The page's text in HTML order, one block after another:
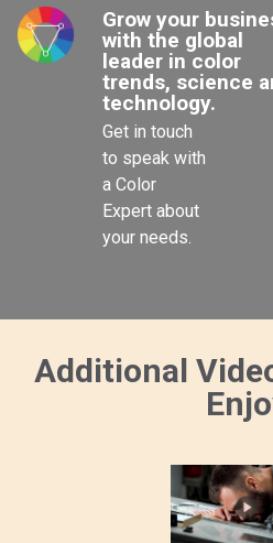
Grow your
with the global
leader in color
trends, science
technology.
Get in touch
to speak with
a Color
Expert about
your needs.
Additional